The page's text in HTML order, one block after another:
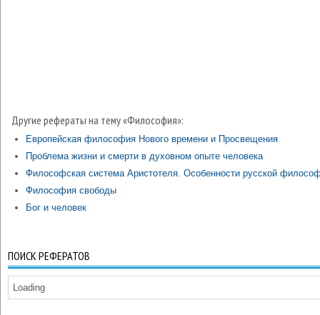
Другие рефераты на тему «Философия»:
Европейская философия Нового времени и Просвещения
Проблема жизни и смерти в духовном опыте человека
Философская система Аристотеля. Особенности русской
Философия свободы
Бог и человек
ПОИСК РЕФЕРАТОВ
Loading